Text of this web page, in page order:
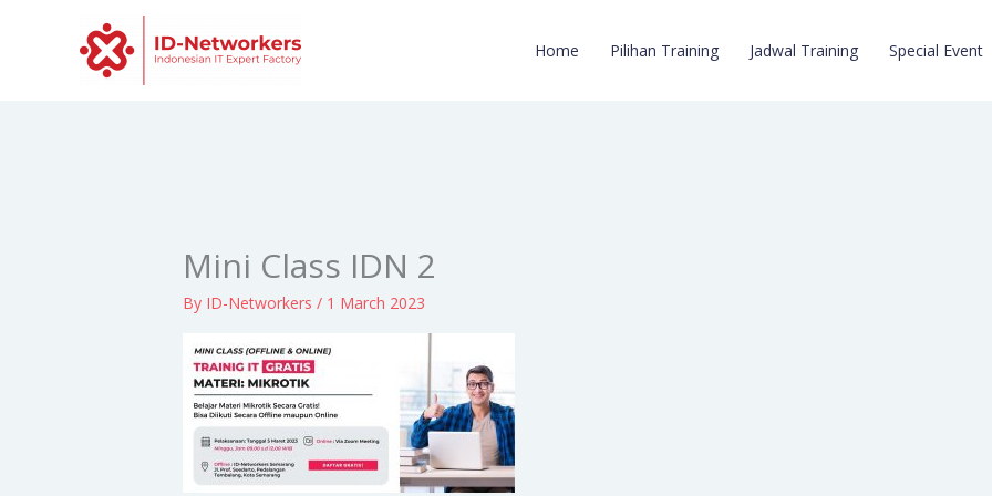
Home Pilihan Training Jadwal Training Special Event
Mini Class IDN 2
By ID-Networkers/ 1 March 2023